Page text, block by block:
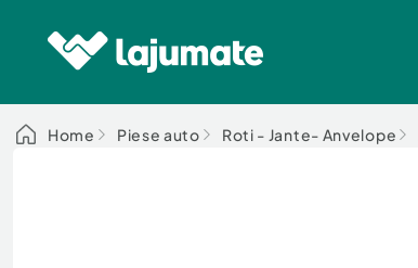
Home Piese auto Roti - Jante- Anvelope